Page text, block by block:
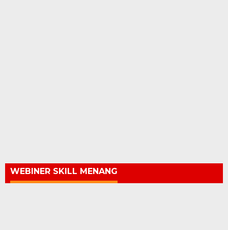
WEBINER SKILL MENANG